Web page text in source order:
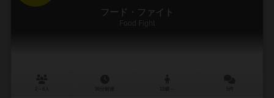
フード・ファイト
Food Fight